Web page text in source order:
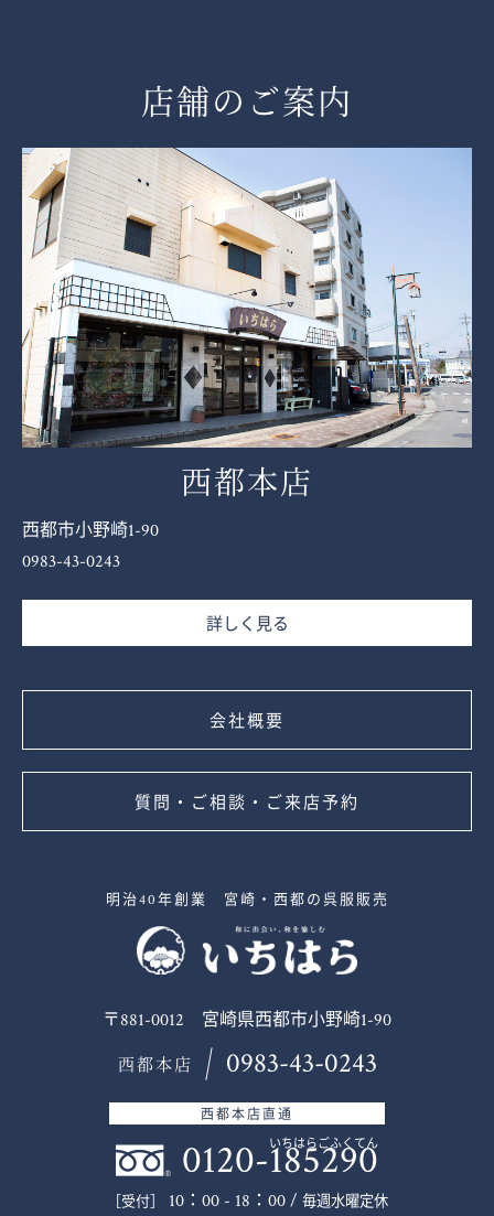
店舗のご案内
西都本店
西都市小野崎1-90
0983-43-0243
詳しく見る
会社概要
質問・ご相談・ご来店予約
明治40年創業 宮崎・西都の呉服販売
〒881-0012 宮崎県西都市小野崎1-90
西都本店 0983-43-0243
西都本店直通
0120-185290
いちはらごふくてん
［受付］ 10：00 - 18：00 / 毎週水曜定休